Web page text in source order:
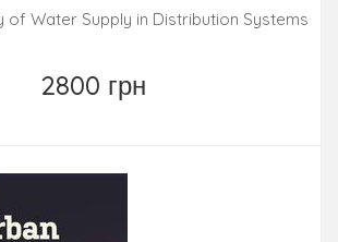
of Water Supply in Distribution Systems
2800 грн